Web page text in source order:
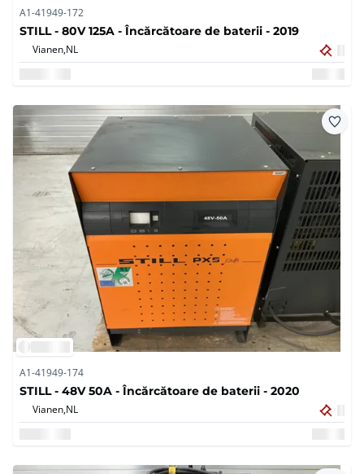
A1-41949-172
STILL - 80V 125A - Încărcătoare de baterii - 2019
Vianen,NL
A1-41949-174
STILL - 48V 50A - Încărcătoare de baterii - 2020
Vianen,NL